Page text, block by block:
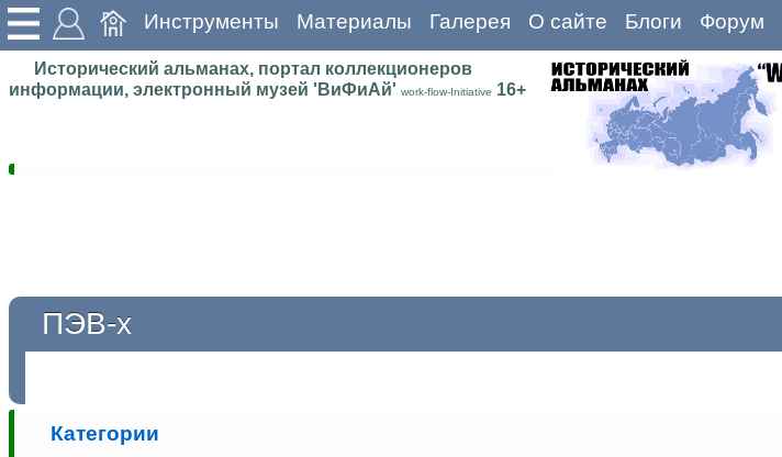
Инструменты Материалы Галерея О сайте Блоги Форум
Исторический альманах, портал коллекционеров
информации, электронный музей 'ВиФиАй' work-flow-Initiative 16+
ПЭВ-х
Категории